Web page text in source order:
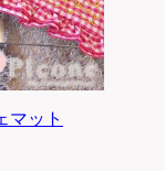
マット